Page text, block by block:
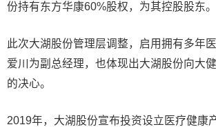
份持有东方华康60%股权，为其控股股东。
此次大湖股份管理层调整，启用拥有多年
爱川为副总经理，也体现出大湖股份向大
的决心。
2019年，大湖股份宣布投资设立医疗健康